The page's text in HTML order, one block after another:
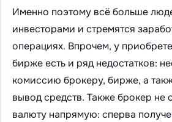
Именно поэтому всё больше
инвесторами и стремятся
операциях. Впрочем, у
бирже есть и ряд недостатков:
комиссию брокеру, бирже, а
вывод средств. Также брокер не
валюту напрямую: сперва